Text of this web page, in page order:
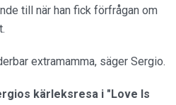
till när han fick förfrågan om
extramamma, säger Sergio.
kärleksresa i "Love Is